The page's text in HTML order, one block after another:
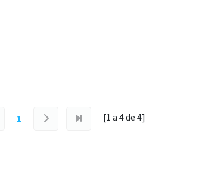
1 [1 a4de4]